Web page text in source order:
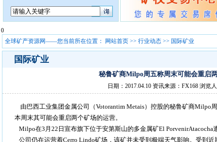
0
全球矿产资源网——您当前所在位置：
网站首页 >> 行业动态 >> 国际矿业
国际矿业
秘鲁矿商Milpo周五称周末可能会重启
日期：2017.04.10 资讯来源：FX168 浏览
由巴西工业集团金属公司（Votorantim Metais）控股的秘鲁矿商Milpo
本周末其可能会重启两个矿场的运营。
Milpo在3月22日宣布旗下位于安第斯山的多金属矿El PorvenirAtacocha
公司仍在运营着Cerro Lindo矿场，该矿并未受到极端天气影响。受到